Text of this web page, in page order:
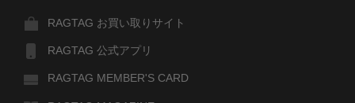
RAGTAG お買い取りサイト
RAGTAG 公式アプリ
RAGTAG MEMBER'S CARD